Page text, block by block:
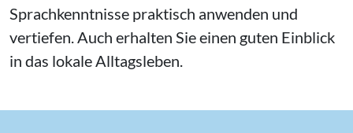
Sprachkenntnisse praktisch anwenden und
vertiefen. Auch erhalten Sie einen guten Einblick
in das lokale Alltagsleben.